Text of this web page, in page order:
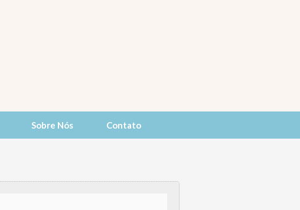
Sobre Nós Contato